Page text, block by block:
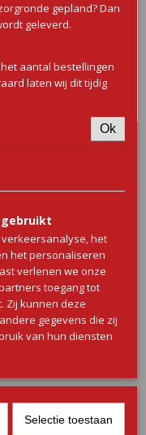
gepland? Dan
geleverd.
aantal bestellingen
laten wij dit tijdig
Ok
gebruikt
het
het personaliseren
verlenen we onze
toegang tot
Zij kunnen deze
gegevens die zij
van hun diensten
Selectie toestaan